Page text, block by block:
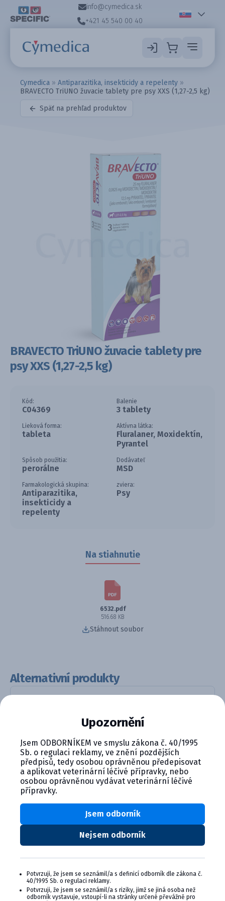
info@cymedica.sk
+421 45 540 00 40
Cymedica » Antiparazitika, insekticidy a repelenty »
BRAVECTO TriUNO žuvacie tablety pre psy XXS (1,27-2,5 kg)
Späť na prehľad produktov
BRAVECTO TriUNO žuvacie tablety pre
psy XXS (1,27-2,5 kg)
Kód:
C04369
Balenie
3 tablety
Lieková forma:
tableta
Aktívna látka:
Fluralaner, Moxidektín,
Pyrantel
Spôsob použitia:
perorálne
Dodávateľ
MSD
Farmakologická skupina:
Antiparazitika,
insekticidy a
repelenty
zviera:
Psy
Na stiahnutie
6532.pdf
516.68 KB
Stáhnout soubor
Alternativní produkty
BANMINTH pasta ad us. vet.
Product details
CYMEDICA PLUS: VERNOSŤ, KTORÁ
SA VYPLÁCA
Upozornění
Jsem ODBORNÍKEM ve smyslu zákona č. 40/1995
Sb. o regulaci reklamy, ve znění pozdějších
předpisů, tedy osobou oprávněnou předepisovat
a aplikovat veterinární léčivé přípravky, nebo
osobou oprávněnou vydávat veterinární léčivé
přípravky.
Nejsem odborník
Jsem odborník
Potvrzuji, že jsem se seznámil/a s definicí odborník dle zákona č.
40/1995 Sb. o regulaci reklamy.
Potvrzuji, že jsem se seznámil/a s riziky, jimž se jiná osoba než
odborník vystavuje, vstoupí-li na stránky určené převážně pro